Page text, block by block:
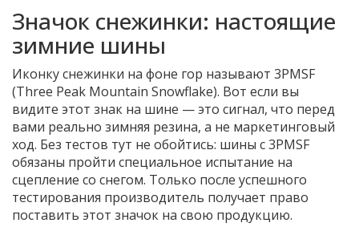
Значок снежинки: настоящие
зимние шины
Иконку снежинки на фоне гор называют 3PMSF
(Three Peak Mountain Snowflake). Вот если вы
видите этот знак на шине — это сигнал, что перед
вами реально зимняя резина, а не маркетинговый
ход. Без тестов тут не обойтись: шины с 3PMSF
обязаны пройти специальное испытание на
сцепление со снегом. Только после успешного
тестирования производитель получает право
поставить этот значок на свою продукцию.